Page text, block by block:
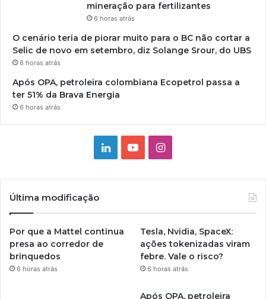
mineração para fertilizantes
6 horas atrás
O cenário teria de piorar muito para o BC não cortar a
Selic de novo em setembro, diz Solange Srour, do UBS
6 horas atrás
Após OPA, petroleira colombiana Ecopetrol passa a
ter 51% da Brava Energia
6 horas atrás
LinkedinYouTubeInstagram
Última modificação
Por que a Mattel continua
presa ao corredor de
brinquedos
6 horas atrás
Tesla, Nvidia, SpaceX:
ações tokenizadas viram
febre. Vale o risco?
6 horas atrás
Após OPA, petroleira